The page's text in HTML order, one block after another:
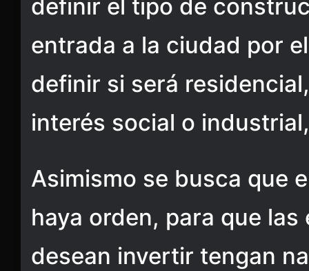
definir el tipo de
entrada a la ciudad por
definir si será
interés social o
Asimismo se busca que
haya orden, para que las
desean invertir tengan